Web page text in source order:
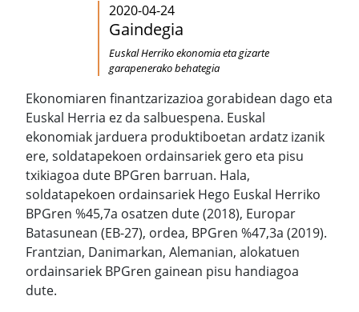
2020-04-24
Gaindegia
Euskal Herriko ekonomia eta gizarte
garapenerako behategia
Ekonomiaren finantzarizazioa gorabidean dago eta
Euskal Herria ez da salbuespena. Euskal
ekonomiak jarduera produktiboetan ardatz izanik
ere, soldatapekoen ordainsariek gero eta pisu
txikiagoa dute BPGren barruan. Hala,
soldatapekoen ordainsariek Hego Euskal Herriko
BPGren %45,7a osatzen dute (2018), Europar
Batasunean (EB-27), ordea, BPGren %47,3a (2019).
Frantzian, Danimarkan, Alemanian, alokatuen
ordainsariek BPGren gainean pisu handiagoa
dute.